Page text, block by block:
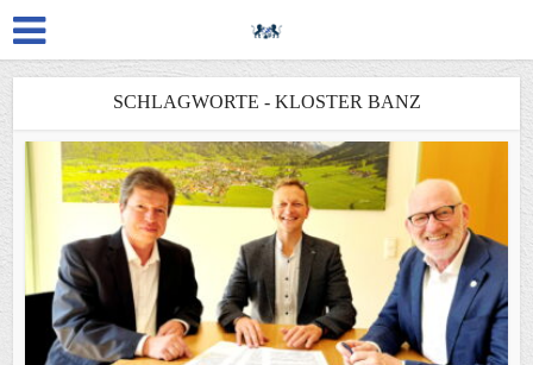
SCHLAGWORTE - KLOSTER BANZ